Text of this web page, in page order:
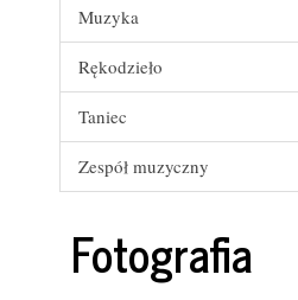
Muzyka
Rękodzieło
Taniec
Zespół muzyczny
Fotografia